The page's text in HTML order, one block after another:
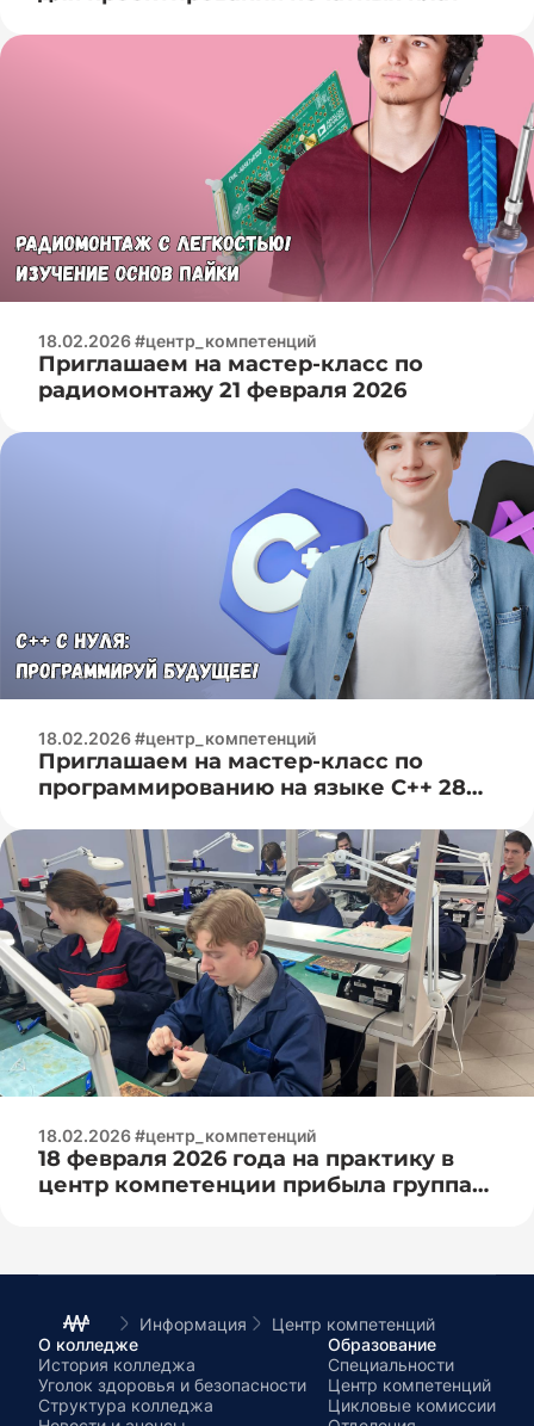
18.02.2026 #центр_компетенций
Приглашаем на мастер-класс по
радиомонтажу 21 февраля 2026
18.02.2026 #центр_компетенций
Приглашаем на мастер-класс по
программированию на языке С++ 28
18.02.2026 #центр_компетенций
18 февраля 2026 года на практику в
центр компетенции прибыла группа
обучения!Информация
Центр компетенций
О колледже
История колледжа
Уголок здоровья и безопасности
Структура колледжа
Образование
Специальности
Центр компетенций
Цикловые комиссии